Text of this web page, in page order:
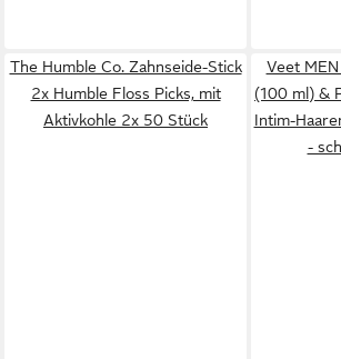
The Humble Co. Zahnseide-Stick
2x Humble Floss Picks, mit
Aktivkohle 2x 50 Stück
Veet
(100 ml) &
Intim-
-